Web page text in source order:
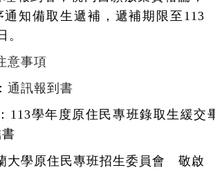
通知備取生遞補，遞補期限至 113
。
意事項
通訊報到書
113學年度原住民專班錄取生緩交
大學原住民專班招生委員會 敬啟